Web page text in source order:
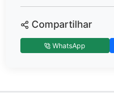
Compartilhar
WhatsApp